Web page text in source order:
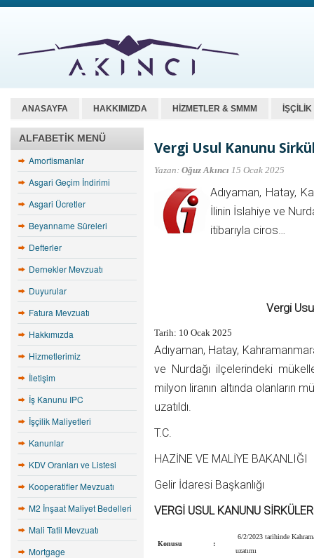
ANASAYFA HAKKIMIZDA HİZMETLER & SMMM
ALFABETIK MENÜ
Amortismanlar
Asgari Geçim İndirimi
Asgari Ücretler
Beyanname Süreleri
Defterler
Dernekler Mevzuatı
Duyurular
Fatura Mevzuatı
Hakkımızda
Hizmetlerimiz
İletişim
İş Kanunu IPC
İşçilik Maliyetleri
Kanunlar
KDV Oranları ve Listesi
Kooperatifler Mevzuatı
M2 İnşaat Maliyet Bedelleri
Mali Tatil Mevzuatı
Mortgage
Vergi Usul Kanunu
Yazan: Oğuz Akıncı 15 Ocak 2025
Adıyaman, Hatay,
İlinin İslahiye ve
itibarıyla ciros…
Vergi
Tarih: 10 Ocak 2025
Adıyaman, Hatay,
ve Nurdağı ilçelerindeki
milyon liranın altında olanların
uzatıldı.
T.C.
HAZİNE VE MALİYE BAKANLIĞI
Gelir İdaresi Başkanlığı
VERGİ USUL KANUNU
Konusu :
6/2/2023 tarihinde
uzatımı